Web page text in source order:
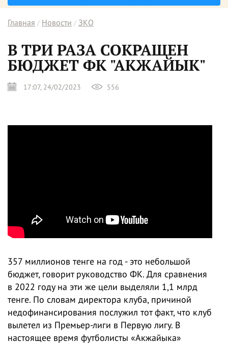
Главная Новости ЗКО
В ТРИ РАЗА СОКРАЩЕН
БЮДЖЕТ ФК "АКЖАЙЫК"
17:07, 24/02/2023 556
357 миллионов тенге на год - это небольшой
бюджет, говорит руководство ФК. Для сравнения
в 2022 году на эти же цели выделяли 1,1 млрд
тенге. По словам директора клуба, причиной
недофинансирования послужил тот факт, что клуб
вылетел из Премьер-лиги в Первую лигу. В
настоящее время футболисты «Акжайыка»